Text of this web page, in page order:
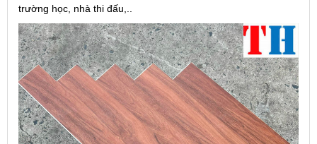
trường học, nhà thi đấu,..